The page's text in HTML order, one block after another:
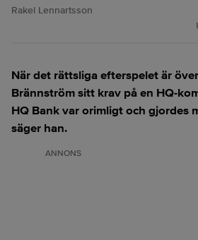
Rakel Lennartsson
När det rättsliga efterspelet är
Brännström sitt krav på en HQ-
HQ Bank var orimligt och gjordes
säger han.
ANNONS